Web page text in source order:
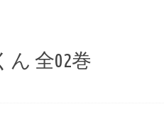
全02巻